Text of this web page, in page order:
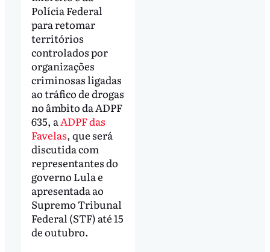
Polícia Federal
para retomar
territórios
controlados por
organizações
criminosas ligadas
ao tráfico de drogas
no âmbito da ADPF
635, a ADPF das
Favelas, que será
discutida com
representantes do
governo Lula e
apresentada ao
Supremo Tribunal
Federal (STF) até 15
de outubro.